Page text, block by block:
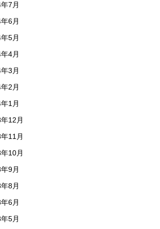
7月
6月
5月
4月
3月
2月
1月
12月
11月
10月
9月
8月
6月
5月